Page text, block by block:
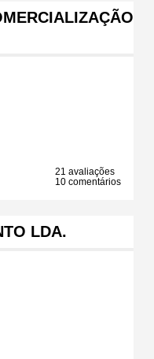
21 avaliações
10 comentários
LDA.